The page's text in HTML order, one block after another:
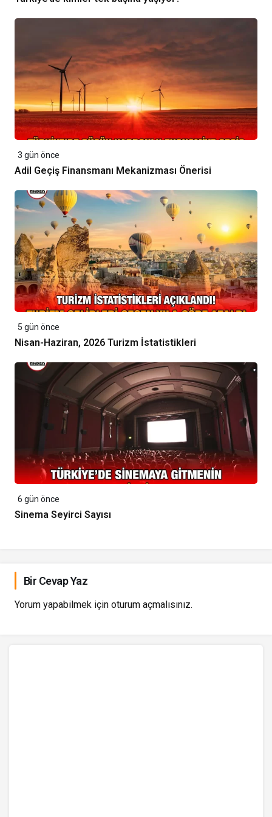
3 gün önce
Adil Geçiş Finansmanı Mekanizması Önerisi
5 gün önce
Nisan-Haziran, 2026 Turizm İstatistikleri
6 gün önce
Sinema Seyirci Sayısı
Bir Cevap Yaz
Yorum yapabilmek için oturum açmalısınız.